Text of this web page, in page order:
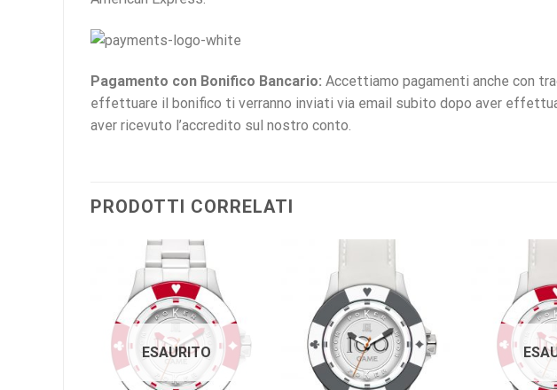
Pagamento con Bonifico Bancario: Accettiamo pagamenti anche con
effettuare il bonifico ti verranno inviati via email subito dopo aver
aver ricevuto l’accredito sul nostro conto.
PRODOTTI CORRELATI
ESAURITO